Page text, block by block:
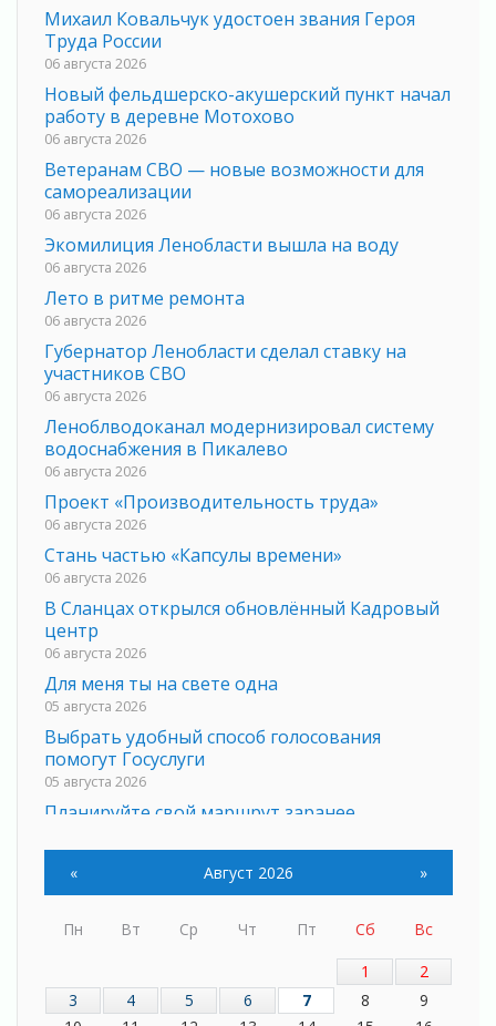
Михаил Ковальчук удостоен звания Героя
Труда России
06 августа 2026
Новый фельдшерско-акушерский пункт начал
работу в деревне Мотохово
06 августа 2026
Ветеранам СВО — новые возможности для
самореализации
06 августа 2026
Экомилиция Ленобласти вышла на воду
06 августа 2026
Лето в ритме ремонта
06 августа 2026
Губернатор Ленобласти сделал ставку на
участников СВО
06 августа 2026
Леноблводоканал модернизировал систему
водоснабжения в Пикалево
06 августа 2026
Проект «Производительность труда»
06 августа 2026
Стань частью «Капсулы времени»
06 августа 2026
В Сланцах открылся обновлённый Кадровый
центр
06 августа 2026
Для меня ты на свете одна
05 августа 2026
Выбрать удобный способ голосования
помогут Госуслуги
05 августа 2026
Планируйте свой маршрут заранее
Мода вне возраста и границ
Марафон обновлений
05 августа 2026
05 августа 2026
« Август 2026 »
Пн Вт Ср Чт Пт Сб
Вс
1
2
3
4 5 6 7 8
9